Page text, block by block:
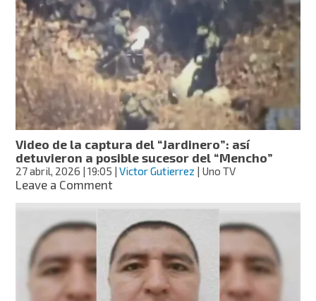
donde
cayó
el
“Mencho”
en
Jalisco
Video de la captura del “Jardinero”: así
detuvieron a posible sucesor del “Mencho”
27 abril, 2026 | 19:05 |Victor Gutierrez | Uno TV
Leave a Commenton
captura
del
“Jardinero”:
así
detuvieron